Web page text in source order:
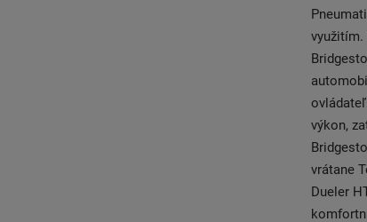
výkon,
vrátane
Dueler